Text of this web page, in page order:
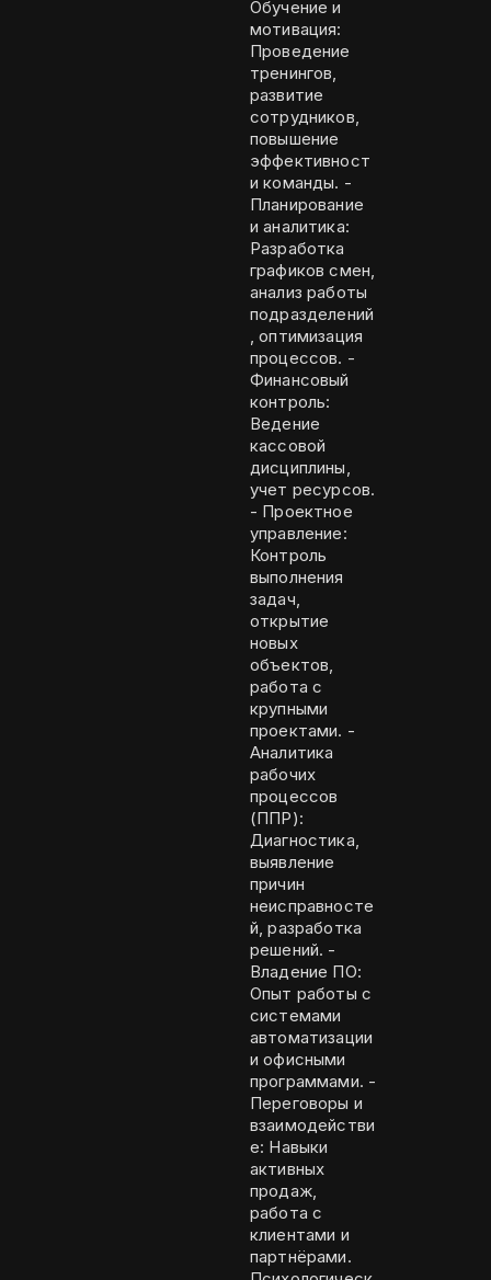
Обучение и
мотивация:
Проведение
тренингов,
развитие
сотрудников,
повышение
эффективност
и команды. -
Планирование
и аналитика:
Разработка
графиков смен,
анализ работы
подразделений
, оптимизация
процессов. -
Финансовый
контроль:
Ведение
кассовой
дисциплины,
учет ресурсов.
- Проектное
управление:
Контроль
выполнения
задач,
открытие
новых
объектов,
работа с
крупными
проектами. -
Аналитика
рабочих
процессов
(ППР):
Диагностика,
выявление
причин
неисправносте
й, разработка
решений. -
Владение ПО:
Опыт работы с
системами
автоматизации
и офисными
программами. -
Переговоры и
взаимодействи
е: Навыки
активных
продаж,
работа с
клиентами и
партнёрами.